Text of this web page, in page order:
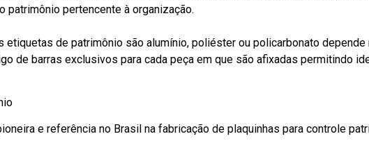
patrimônio pertencente à organização.
etiquetas de patrimônio são alumínio, poliéster ou policarbonato
de barras exclusivos para cada peça em que são afixadas permitindo
e referência no Brasil na fabricação de plaquinhas para controle